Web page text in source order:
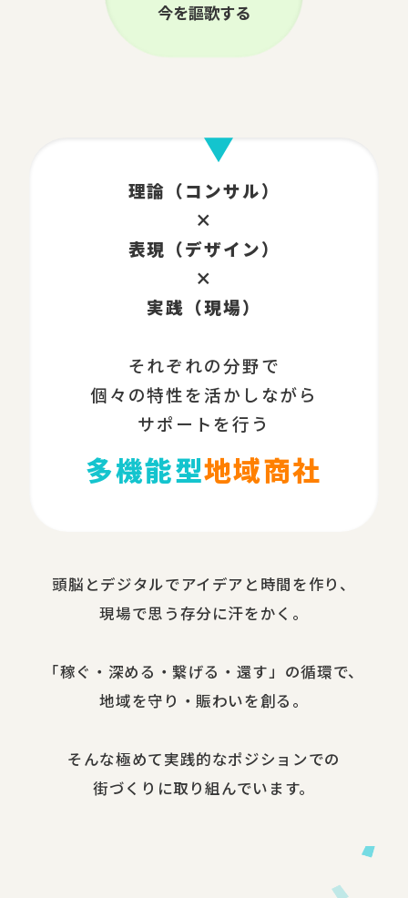
今を謳歌する
理論（コンサル）
×
表現（デザイン）
×
実践（現場）
それぞれの分野で
個々の特性を活かしながら
サポートを行う
多機能型地域商社
頭脳と​デジタルで​アイデアと​時間を​作り、​
現場で​思う​存分に​汗を​かく。
​「稼ぐ・​深める​・繋げる・還す」の​循環で、​
地域を​守り・​賑わいを​創る。
​そんな​極めて​実践的な​ポジションでの​
街づくりに​取り組んでいます。​